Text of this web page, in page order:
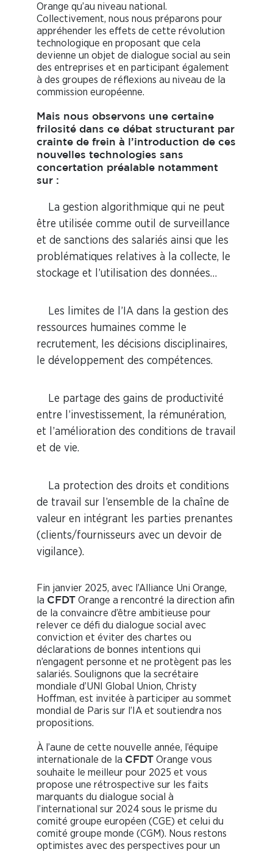
Orange qu’au niveau national.
Collectivement, nous nous préparons pour
appréhender les effets de cette révolution
technologique en proposant que cela
devienne un objet de dialogue social au sein
des entreprises et en participant également
à des groupes de réflexions au niveau de la
commission européenne.
Mais nous observons une certaine
frilosité dans ce débat structurant par
crainte de frein à l’introduction de ces
nouvelles technologies sans
concertation préalable notamment
sur :
La gestion algorithmique qui ne peut
être utilisée comme outil de surveillance
et de sanctions des salariés ainsi que les
problématiques relatives à la collecte, le
stockage et l’utilisation des données…
Les limites de l’IA dans la gestion des
ressources humaines comme le
recrutement, les décisions disciplinaires,
le développement des compétences.
Le partage des gains de productivité
entre l’investissement, la rémunération,
et l’amélioration des conditions de travail
et de vie.
La protection des droits et conditions
de travail sur l’ensemble de la chaîne de
valeur en intégrant les parties prenantes
(clients/fournisseurs avec un devoir de
vigilance).
Fin janvier 2025, avec l’Alliance Uni Orange,
la CFDT
Orange a rencontré la direction afin
de la convaincre d’être ambitieuse pour
relever ce défi du dialogue social avec
conviction et éviter des chartes ou
déclarations de bonnes intentions qui
n’engagent personne et ne protègent pas les
salariés. Soulignons que la secrétaire
mondiale d’UNI Global Union, Christy
Hoffman, est invitée à participer au sommet
mondial de Paris sur l’IA et soutiendra nos
propositions.
À l’aune de cette nouvelle année, l’équipe
internationale de la CFDT
Orange vous
souhaite le meilleur pour 2025 et vous
propose une rétrospective sur les faits
marquants du dialogue social à
l’international sur 2024 sous le prisme du
comité groupe européen (CGE) et celui du
comité groupe monde (CGM). Nous restons
optimistes avec des perspectives pour un